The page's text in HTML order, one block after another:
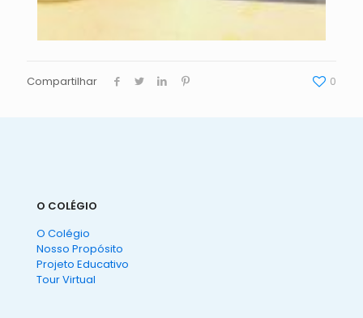
Compartilhar 0
O COLÉGIO
O Colégio
Nosso Propósito
Projeto Educativo
Tour Virtual